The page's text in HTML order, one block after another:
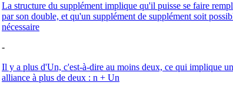
La structure du supplément implique qu'il puisse se faire
par son double, et qu'un supplément de supplément soit
nécessaire
-
Il y a plus d'Un, c'est-à-dire au moins deux, ce qui implique
alliance à plus de deux : n + Un